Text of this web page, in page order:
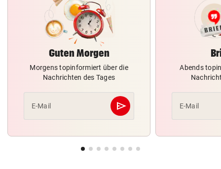
Guten Morgen
Morgens topinformiert über die
Nachrichten des Tages
E-Mail send
Abschicken
Abends
E-Mail